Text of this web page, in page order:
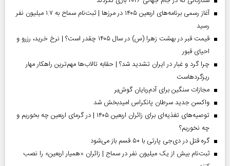
آغاز رسمی برنامه‌های اربعین ۱۴۰۵ در مرز‌ها | ثبت‌نام سماح به ۱.۷ میلیون نفر
رسید
قیمت قبر در بهشت زهرا (س) در سال ۱۴۰۵ چقدر است؟ | نرخ خرید، رزرو و
احیای قبور
چرا گرد و غبار در ایران تشدید شد؟ | حقابه تالاب‌ها مهم‌ترین راهکار مهار
ریزگردهاست
مجازات سنگین برای آدم‌ربایان گوش‌بر
واکسن جدید سرطان پانکراس امیدبخش شد
توصیه‌های تغذیه‌ای برای زائران اربعین ۱۴۰۵ | در گرمای اربعین چه بخوریم و
چه نخوریم؟
گره قتل در دی‌جی پارتی با ۵۰ قسم باز می‌شود
ثبت‌نام بیش از یک میلیون نفر در سماح | زائران «همیار اربعین» را نصب